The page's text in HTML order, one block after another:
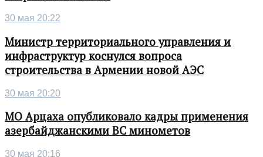
30 мая 20:22
Министр территориального управления и
инфраструктур коснулся вопроса
строительства в Армении новой АЭС
30 мая 20:20
МО Арцаха опубликовало кадры применения
азербайджанскими ВС минометов
30 мая 20:16